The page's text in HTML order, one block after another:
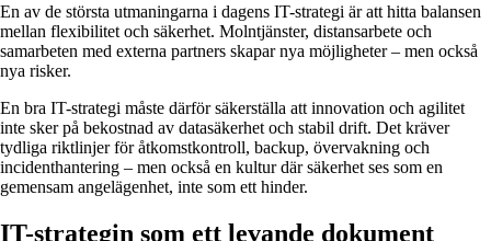
En av de största utmaningarna i dagens IT-strategi är att hitta balansen
mellan flexibilitet och säkerhet. Molntjänster, distansarbete och
samarbeten med externa partners skapar nya möjligheter – men också
nya risker.
En bra IT-strategi måste därför säkerställa att innovation och agilitet
inte sker på bekostnad av datasäkerhet och stabil drift. Det kräver
tydliga riktlinjer för åtkomstkontroll, backup, övervakning och
incidenthantering – men också en kultur där säkerhet ses som en
gemensam angelägenhet, inte som ett hinder.
IT-strategin som ett levande dokument